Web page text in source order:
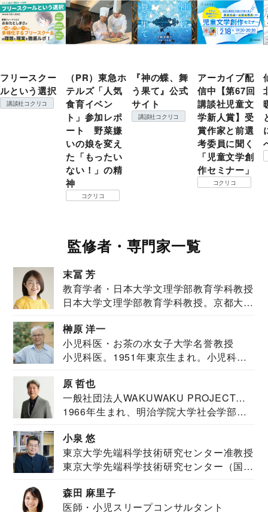
フリースクー
ルという選択
講談社コクリコ
（PR）東急ホ
テルズ「人気
食育イベン
ト」参加レポ
ート 野菜嫌
いの娘を変え
た「もったい
ない！」の精
神
コクリコ
『神の蝶、舞
う果て』公式
サイト
講談社コクリコ
アーカイブ配
信中【第67回
講談社児童文
学新人賞】受
賞作家と前選
考委員に聞く
「児童文学創
作セミナー」
コクリコ
監修者・専門家一覧
末冨 芳
教育学者・日本大学文理学部教育学科教授
日本大学文理学部教育学科教授。京都大学
榊原 洋一
小児科医・お茶の水女子大学名誉教授
小児科医。1951年東京生まれ。小児科
原 哲也
一般社団法人WAKUWAKU PROJECT
JAPAN代表・言語聴覚士・社会福祉士
1966年生まれ、明治学院大学社会学部福
小泉 悠
東京大学先端科学技術研究センター准教授
東京大学先端科学技術研究センター（国際
森田 麻里子
医師・小児スリープコンサルタント